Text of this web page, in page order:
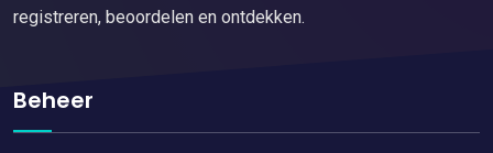
registreren, beoordelen en ontdekken.
Beheer